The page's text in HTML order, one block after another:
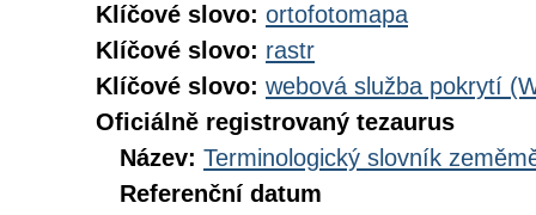
Klíčové slovo: ortofotomapa
Klíčové slovo: rastr
Klíčové slovo: webová služba pokrytí
Oficiálně registrovaný tezaurus
Název: Terminologický slovník
Referenční datum